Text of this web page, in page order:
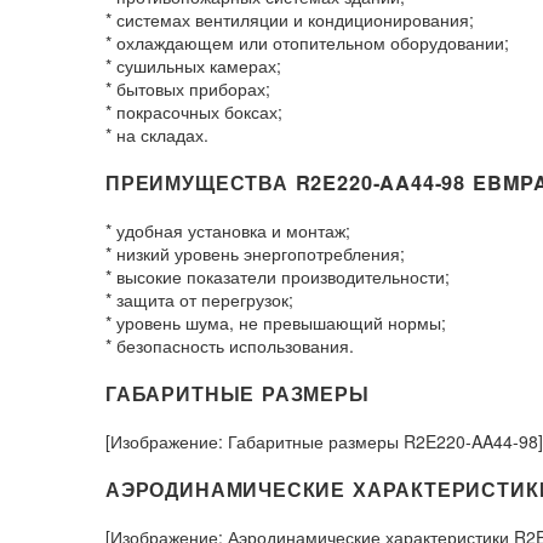
* системах вентиляции и кондиционирования;
* охлаждающем или отопительном оборудовании;
* сушильных камерах;
* бытовых приборах;
* покрасочных боксах;
* на складах.
ПРЕИМУЩЕСТВА R2E220-AA44-98
* удобная установка и монтаж;
* низкий уровень энергопотребления;
* высокие показатели производительности;
* защита от перегрузок;
* уровень шума, не превышающий нормы;
* безопасность использования.
ГАБАРИТНЫЕ РАЗМЕРЫ
[Изображение: Габаритные размеры R2E220-AA44-98]
АЭРОДИНАМИЧЕСКИЕ
[Изображение: Аэродинамические характеристики